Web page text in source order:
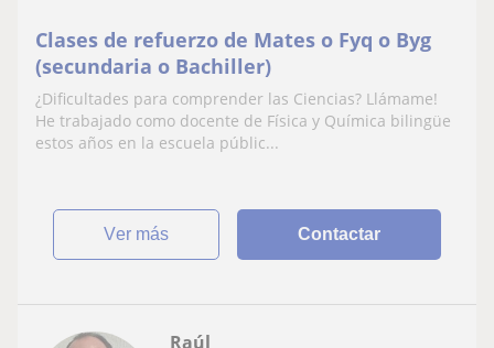
Clases de refuerzo de Mates o Fyq o Byg
(secundaria o Bachiller)
¿Dificultades para comprender las Ciencias? Llámame!
He trabajado como docente de Física y Química bilingüe
estos años en la escuela públic...
ver más Contactar
Raúl